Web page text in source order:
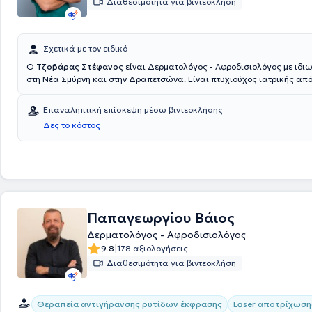
Σχετικά με τον ειδικό
Ο Τζοβάρας Στέφανος είναι Δερματολόγος - Αφροδισιολόγος με
στη Νέα Σμύρνη και στην Δραπετσώνα. Είναι πτυχιούχος ιατρικής
Διατριβή στην Πλαστική Χειρουργική στο ίδιο Πανεπιστήμιο.
τα καλύτερα παγκοσμίως Πανεπιστημιακά Δερματολογικά Τμήματα
εξειδικεύτηκε στην αφαίρεση καλοήθων και κακοήθων δερματικών
Δερματοχειρουργικό Τμήμα και στο Τμήμα Πλαστικής και
όπως laser αποτρίχωσης, peeling, θεραπεία ακμής, μεσοθεραπεία,
οξύ/Fillers, θεραπεία κονδυλωμάτων, αντιμετώπιση ακμής και
Επαναληπτική επίσκεψη μέσω βιντεοκλήσης
Δες το κόστος
Παπαγεωργίου Βάιος
Δερματολόγος - Αφροδισιολόγος
9.8|178 αξιολογήσεις
Διαθεσιμότητα για βιντεοκλήση
Θεραπεία αντιγήρανσης ρυτίδων έκφρασης Laser